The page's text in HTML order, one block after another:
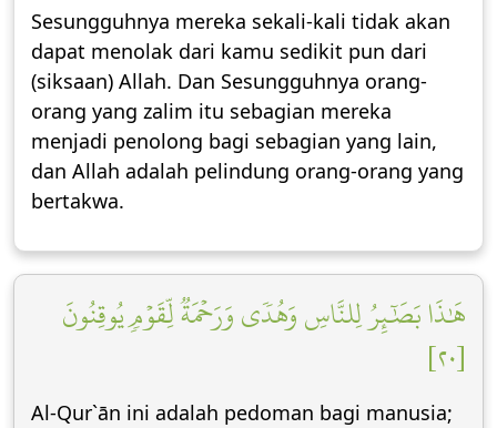
Sesungguhnya mereka sekali-kali tidak akan
dapat menolak dari kamu sedikit pun dari
(siksaan) Allah. Dan Sesungguhnya orang-
orang yang zalim itu sebagian mereka
menjadi penolong bagi sebagian yang lain,
dan Allah adalah pelindung orang-orang yang
bertakwa.
هَٰذَا بَصَٰٓئِرُ لِلنَّاسِ وَهُدٗى وَرَحۡمَةٞ لِّقَوۡمٖ يُوقِنُونَ
[٢٠]
Al-Qur`ān ini adalah pedoman bagi manusia;